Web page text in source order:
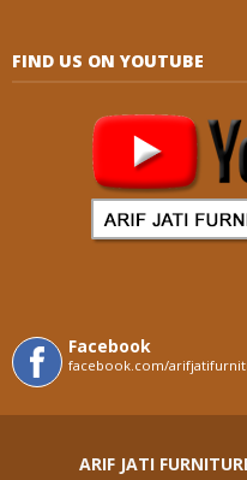
FIND US ON YOUTUBE
Facebook
facebook.com/
ARIF JATI